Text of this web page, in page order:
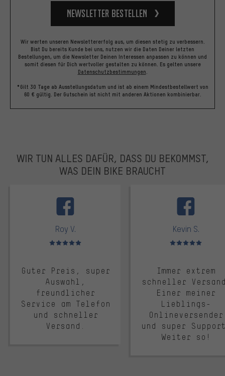
Newsletter bestellen
Wir werten unseren Newslettererfolg aus, um diesen stetig zu verbessern.
Bist Du bereits Kunde bei uns, nutzen wir die Daten Deiner letzten
Bestellungen, um die Newsletter Deinen Interessen anpassen zu können und
somit diesen für Dich wertvoller gestalten zu können. Es gelten unsere
Datenschutzbestimmungen.
*Gilt 30 Tage ab Ausstellungsdatum und ist ab einem Mindestbestellwert von
60 € gültig. Der Gutschein ist nicht mit anderen Aktionen kombinierbar.
WIR TUN ALLES DAFÜR, DASS DU BEKOMMST,
WAS DEIN BIKE BRAUCHT
Roy V.
Bewertungen: 5 von 5
Guter Preis, super
Auswahl,
freundlicher
Service am Telefon
und schneller
Versand.
Kevin S.
Bewertungen: 5 von 5
Immer extrem
schneller
Einer meiner
Lieblings-
Onlineversender
und super
Weiter so!